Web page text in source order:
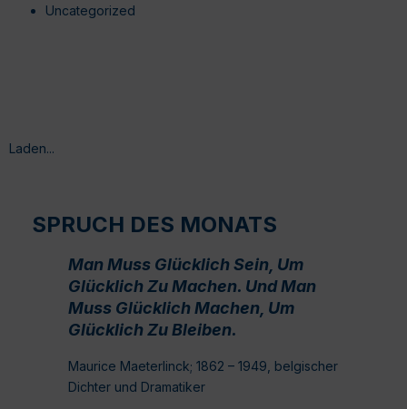
Uncategorized
Laden...
SPRUCH DES MONATS
Man Muss Glücklich Sein, Um
Glücklich Zu Machen. Und Man
Muss Glücklich Machen, Um
Glücklich Zu Bleiben.
Maurice Maeterlinck; 1862 – 1949, belgischer
Dichter und Dramatiker